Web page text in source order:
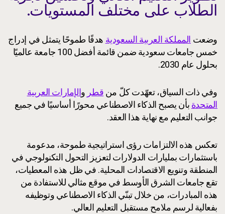
الطلاب على مختلف المستويات.
وضعتالمملكة العربية السعوديةهدفًا طموحًا يتمثل في إدراج
خمس جامعات سعودية ضمن قائمة أفضل 100 جامعة عالميًا
بحلول عام 2030.
وفي ذات السياق، تعهّدت كلّ منقطرو الإمارات العربية
المتحدةبأن يصبح الذكاء الاصطناعي محورًا أساسيًا في جميع
جوانب التعليم مع نهاية هذا العقد.
تعكس هذه الالتزامات رؤى استراتيجية طموحة، مدعومة
باستثمارات بمليارات الدولارات لتعزيز التحول التكنولوجي في
المنطقة وتنويع الاقتصادات المحلية. في ظل هذه المعطيات،
تقع جامعات الشرق الأوسط في موقع مثالي للاستفادة من
هذه المبادرات، من خلال تبنّي الذكاء الاصطناعي وتوظيفه
بفعالية لرسم ملامح مستقبل التعليم العالي.